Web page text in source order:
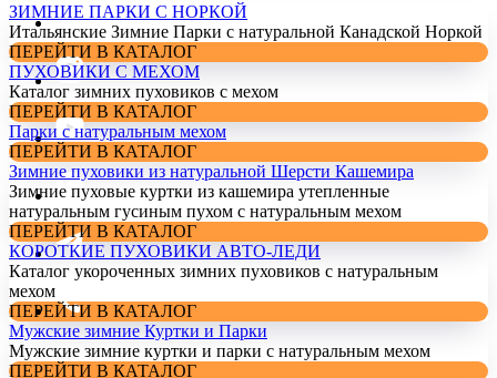
ЗИМНИЕ ПАРКИ С НОРКОЙ
Итальянские Зимние Парки с натуральной Канадской Норкой
ПЕРЕЙТИ В КАТАЛОГ
ПУХОВИКИ С МЕХОМ
Каталог зимних пуховиков с мехом
ПЕРЕЙТИ В КАТАЛОГ
Парки с натуральным мехом
ПЕРЕЙТИ В КАТАЛОГ
Зимние пуховики из натуральной Шерсти Кашемира
Зимние пуховые куртки из кашемира утепленные
натуральным гусиным пухом с натуральным мехом
ПЕРЕЙТИ В КАТАЛОГ
КОРОТКИЕ ПУХОВИКИ АВТО-ЛЕДИ
Каталог укороченных зимних пуховиков с натуральным
мехом
ПЕРЕЙТИ В КАТАЛОГ
Мужские зимние Куртки и Парки
Мужские зимние куртки и парки с натуральным мехом
ПЕРЕЙТИ В КАТАЛОГ